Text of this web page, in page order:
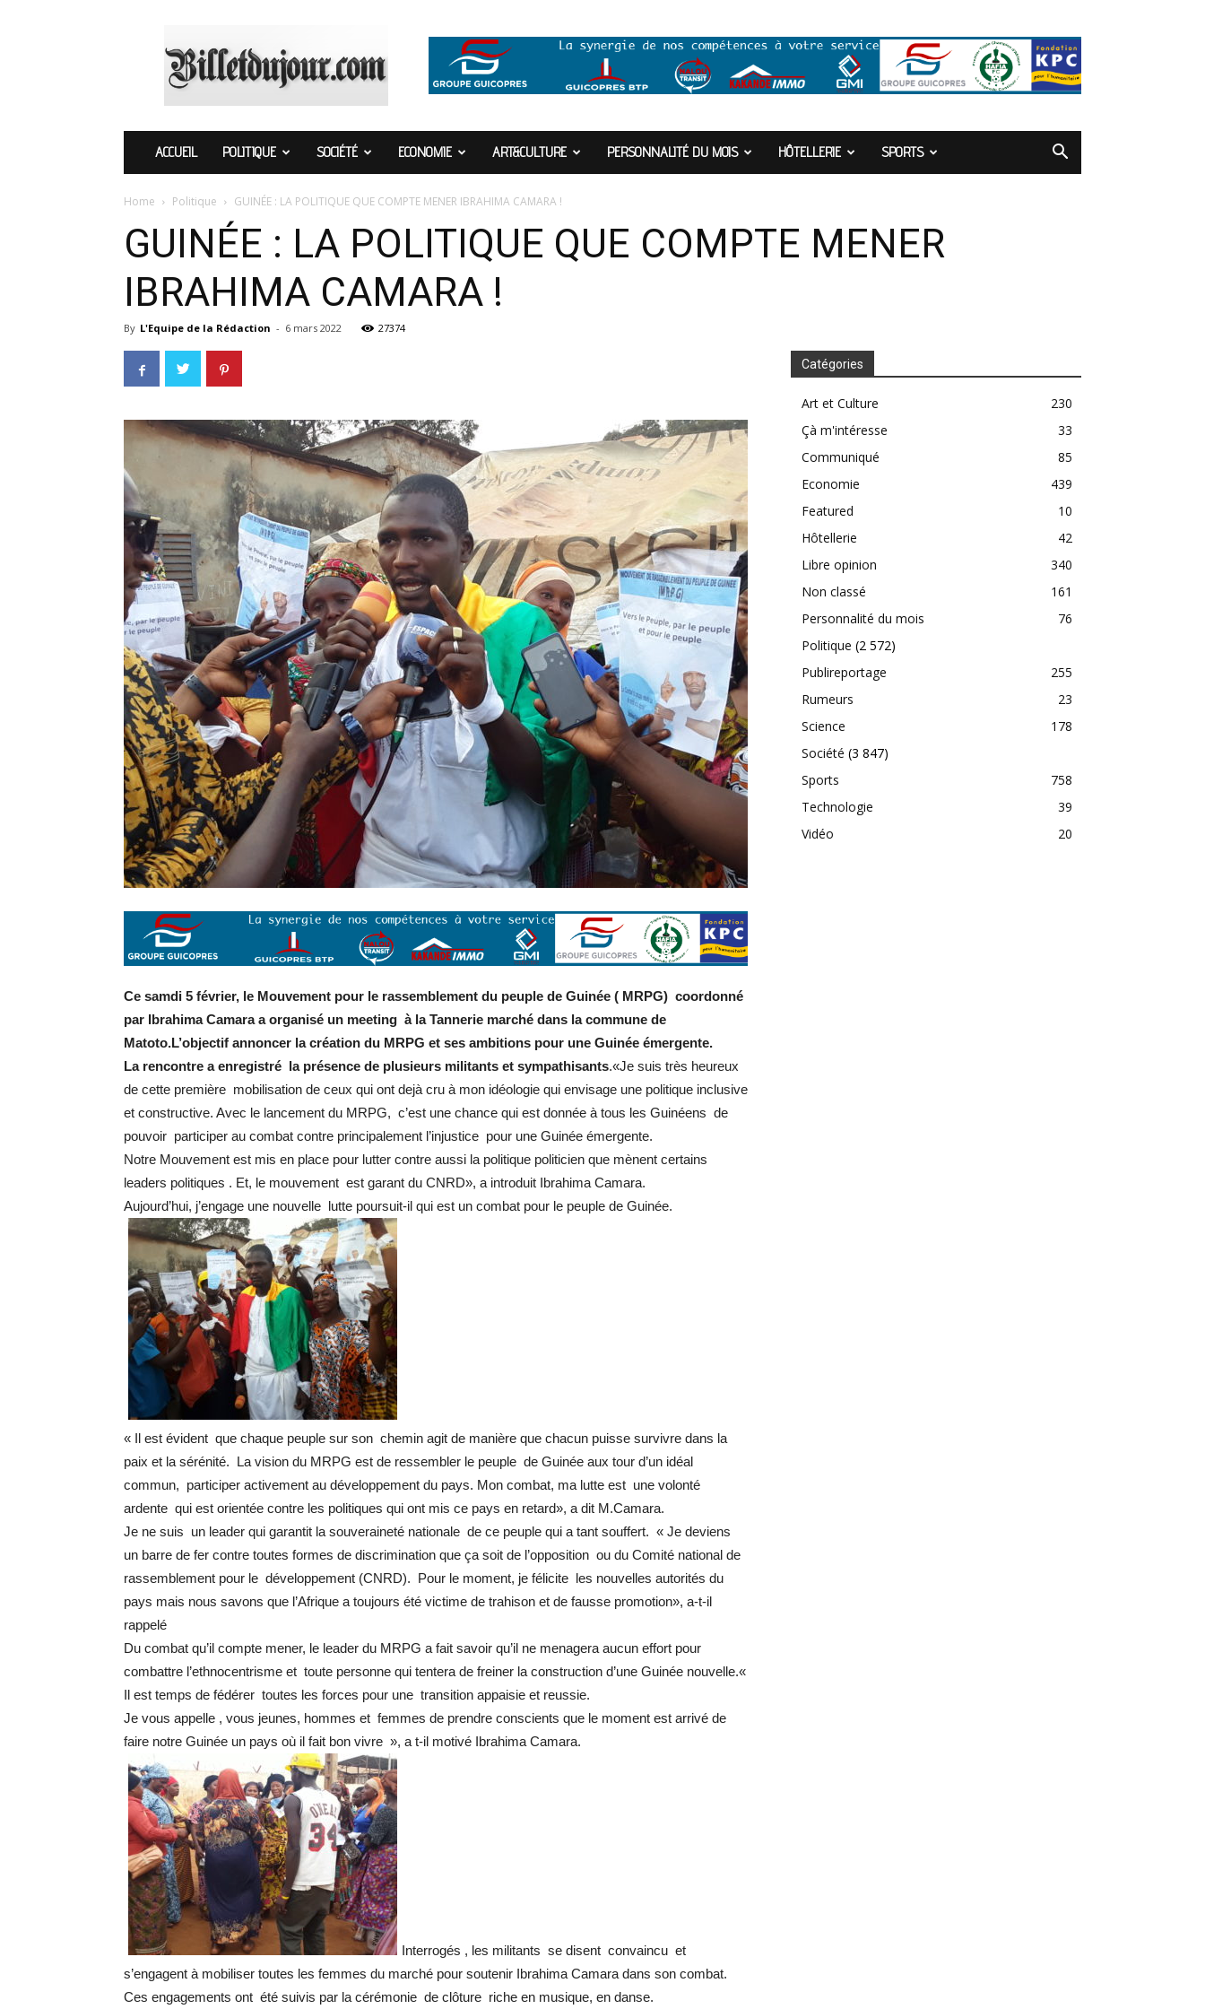
ACCUEIL POLITIQUE SOCIÉTÉ ECONOMIE ART&CULTURE PERSONNALITÉ DU MOIS HÔTELLERIE SPORTS
Home Politique GUINÉE : LA POLITIQUE QUE COMPTE MENER IBRAHIMA CAMARA !
GUINÉE : LA POLITIQUE QUE COMPTE MENER
IBRAHIMA CAMARA !
By L'Equipe de la Rédaction - 6 mars 2022 27374
Ce samdi 5 février, le Mouvement pour le rassemblement du peuple de Guinée ( MRPG) coordonné
par Ibrahima Camara a organisé un meeting à la Tannerie marché dans la commune de
Matoto.L’objectif annoncer la création du MRPG et ses ambitions pour une Guinée émergente.
La rencontre a enregistré la présence de plusieurs militants et sympathisants.«Je suis très heureux
de cette première mobilisation de ceux qui ont dejà cru à mon idéologie qui envisage une politique inclusive
et constructive. Avec le lancement du MRPG, c’est une chance qui est donnée à tous les Guinéens de
pouvoir participer au combat contre principalement l’injustice pour une Guinée émergente.
Notre Mouvement est mis en place pour lutter contre aussi la politique politicien que mènent certains
leaders politiques . Et, le mouvement est garant du CNRD», a introduit Ibrahima Camara.
Aujourd’hui, j’engage une nouvelle lutte poursuit-il qui est un combat pour le peuple de Guinée.
« Il est évident que chaque peuple sur son chemin agit de manière que chacun puisse survivre dans la
paix et la sérénité. La vision du MRPG est de ressembler le peuple de Guinée aux tour d’un idéal
commun, participer activement au développement du pays. Mon combat, ma lutte est une volonté
ardente qui est orientée contre les politiques qui ont mis ce pays en retard», a dit M.Camara.
Je ne suis un leader qui garantit la souveraineté nationale de ce peuple qui a tant souffert. « Je deviens
un barre de fer contre toutes formes de discrimination que ça soit de l’opposition ou du Comité national de
rassemblement pour le développement (CNRD). Pour le moment, je félicite les nouvelles autorités du
pays mais nous savons que l’Afrique a toujours été victime de trahison et de fausse promotion», a-t-il
rappelé
Du combat qu’il compte mener, le leader du MRPG a fait savoir qu’il ne menagera aucun effort pour
combattre l’ethnocentrisme et toute personne qui tentera de freiner la construction d’une Guinée nouvelle.«
Il est temps de fédérer toutes les forces pour une transition appaisie et reussie.
Je vous appelle , vous jeunes, hommes et femmes de prendre conscients que le moment est arrivé de
faire notre Guinée un pays où il fait bon vivre », a t-il motivé Ibrahima Camara.
Interrogés , les militants se disent convaincu et
s’engagent à mobiliser toutes les femmes du marché pour soutenir Ibrahima Camara dans son combat.
Ces engagements ont été suivis par la cérémonie de clôture riche en musique, en danse.
Catégories
Art et Culture
230
Çà m'intéresse
33
Communiqué
85
Economie
439
Featured
10
Hôtellerie
42
Libre opinion
340
Non classé
161
Personnalité du mois
76
Politique (2 572)
Publireportage
255
Rumeurs
23
Science
178
Société (3 847)
Sports
758
Technologie
39
Vidéo
20